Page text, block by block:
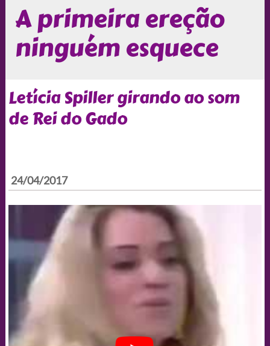
A primeira ereção
ninguém esquece
Letícia Spiller girando ao som
de Rei do Gado
24/04/2017